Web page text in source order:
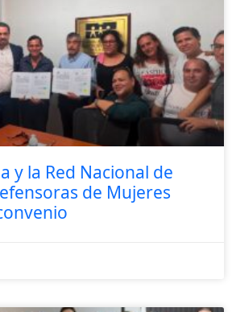
y la Red Nacional de
de Mujeres